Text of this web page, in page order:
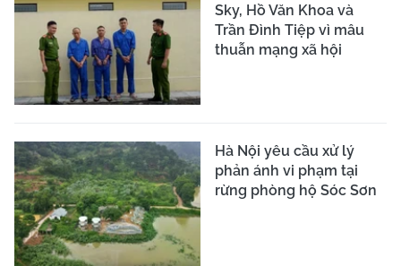
Sky, Hồ Văn Khoa và
Trần Đình Tiệp vì mâu
thuẫn mạng xã hội
Hà Nội yêu cầu xử lý
phản ánh vi phạm tại
rừng phòng hộ Sóc Sơn